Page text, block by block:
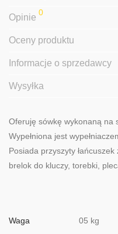
Opinie 0
Oceny produktu
Informacje o sprzedawcy
Wysyłka
Oferuję sówkę wykonaną na
Wypełniona jest
Posiada przyszyty łańcuszek
brelok do kluczy, torebki,
Waga 05 kg